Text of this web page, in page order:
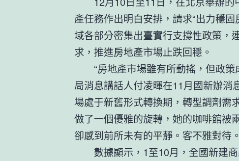
產任務作出明白安排，請求“出力穩
域各部分密集出臺實行支撐性政策，
求，推進房地產市場止跌回穩。
“房地產市場雖有所動搖，但政
局消息講話人付凌暉在11月國新辦消
場處于新舊形式轉換期，轉型調劑需
做了一個優雅的旋轉，她的咖啡館被
卻感到前所未有的平靜。客不雅對待。
數據顯示，1至10月，全國新建